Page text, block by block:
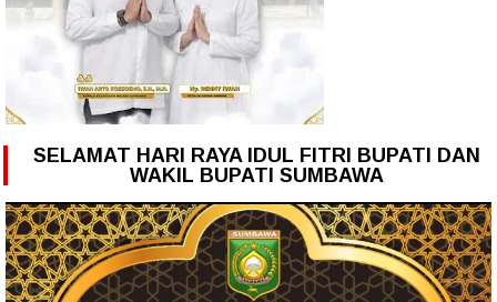
SELAMAT HARI RAYA IDUL FITRI BUPATI DAN
WAKIL BUPATI SUMBAWA